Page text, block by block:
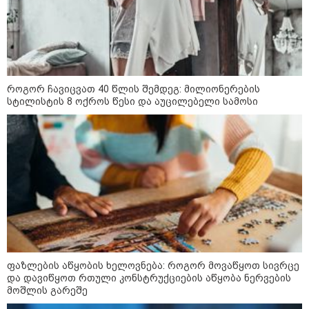
10:58 / 06-08-2026
"დადგება დრო და თქვენი დღევანდელი
"პოსტაობა" საკუთარ თავთან
შეგარცხვენთ... თქვენი შეცდომა არის
დანაშაულის ტოლფასი" - ეკა კუპატაძე
ნანუკა ჟორჟოლიანს
09:33 / 05-08-2026
როგორ ჩავიცვათ 40 წლის შემდეგ: მილიონერების
სტილისტის 8 ოქროს წესი და აუცილებელი სამოსი
ფაზლების აწყობის ხელოვნება: როგორ მოვაწყოთ სივრცე
და დავიწყოთ რთული კონსტრუქციების აწყობა ნერვების
მოშლის გარეშე